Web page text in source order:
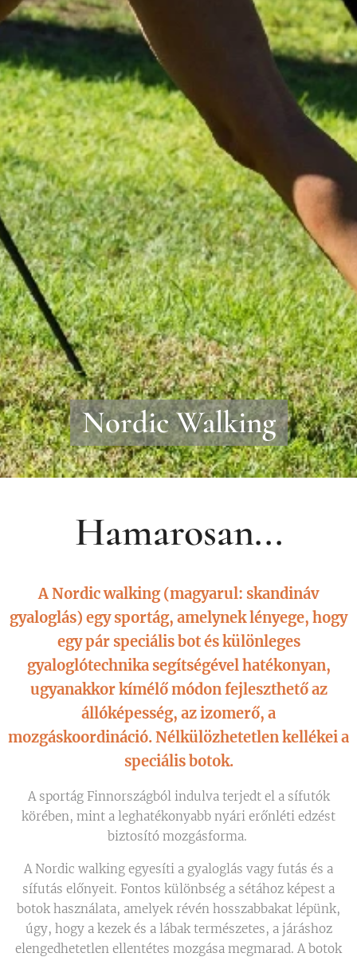
Nordic Walking
Hamarosan...
A Nordic walking (magyarul: skandináv
gyaloglás) egy sportág, amelynek lényege, hogy
egy pár speciális bot és különleges
gyaloglótechnika segítségével hatékonyan,
ugyanakkor kímélő módon fejleszthető az
állóképesség, az izomerő, a
mozgáskoordináció. Nélkülözhetetlen kellékei a
speciális botok.
A sportág Finnországból indulva terjedt el a sífutók
körében, mint a leghatékonyabb nyári erőnléti edzést
biztosító mozgásforma.
A Nordic walking egyesíti a gyaloglás vagy futás és a
sífutás előnyeit. Fontos különbség a sétához képest a
botok használata, amelyek révén hosszabbakat lépünk,
úgy, hogy a kezek és a lábak természetes, a járáshoz
elengedhetetlen ellentétes mozgása megmarad. A botok